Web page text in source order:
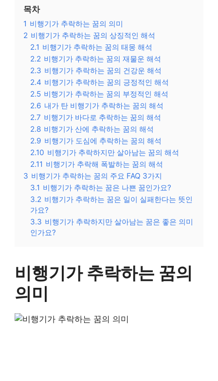
목차
1 비행기가 추락하는 꿈의 의미
2 비행기가 추락하는 꿈의 상징적인 해석
2.1 비행기가 추락하는 꿈의 태몽 해석
2.2 비행기가 추락하는 꿈의 재물운 해석
2.3 비행기가 추락하는 꿈의 건강운 해석
2.4 비행기가 추락하는 꿈의 긍정적인 해석
2.5 비행기가 추락하는 꿈의 부정적인 해석
2.6 내가 탄 비행기가 추락하는 꿈의 해석
2.7 비행기가 바다로 추락하는 꿈의 해석
2.8 비행기가 산에 추락하는 꿈의 해석
2.9 비행기가 도심에 추락하는 꿈의 해석
2.10 비행기가 추락하지만 살아남는 꿈의 해석
2.11 비행기가 추락해 폭발하는 꿈의 해석
3 비행기가 추락하는 꿈의 주요 FAQ 3가지
3.1 비행기가 추락하는 꿈은 나쁜 꿈인가요?
3.2 비행기가 추락하는 꿈은 일이 실패한다는 뜻인
가요?
3.3 비행기가 추락하지만 살아남는 꿈은 좋은 의미
인가요?
비행기가 추락하는 꿈의
의미